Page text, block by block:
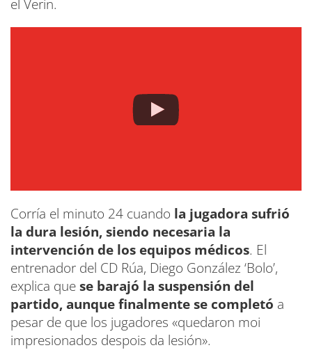
el Verín.
Corría el minuto 24 cuando la jugadora sufrió
la dura lesión, siendo necesaria la
intervención de los equipos médicos. El
entrenador del CD Rúa, Diego González ‘Bolo’,
explica quese barajó la suspensión del
partido, aunque finalmente se completó a
pesar de que los jugadores «quedaron moi
impresionados despois da lesión».